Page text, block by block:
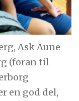
Ask Aune
(foran til
en god del,